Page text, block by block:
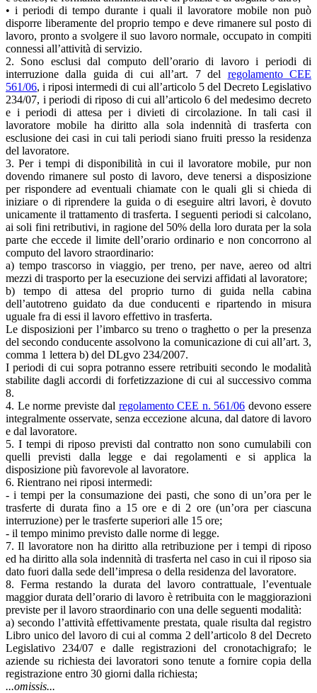
• i periodi di tempo durante i quali il lavoratore mobile non può
disporre liberamente del proprio tempo e deve rimanere sul posto di
lavoro, pronto a svolgere il suo lavoro normale, occupato in compiti
connessi all’attività di servizio.
2. Sono esclusi dal computo dell’orario di lavoro i periodi di
interruzione dalla guida di cui all’art. 7 del regolamento CEE
561/06, i riposi intermedi di cui all’articolo 5 del Decreto Legislativo
234/07, i periodi di riposo di cui all’articolo 6 del medesimo decreto
e i periodi di attesa per i divieti di circolazione. In tali casi il
lavoratore mobile ha diritto alla sola indennità di trasferta con
esclusione dei casi in cui tali periodi siano fruiti presso la residenza
del lavoratore.
3. Per i tempi di disponibilità in cui il lavoratore mobile, pur non
dovendo rimanere sul posto di lavoro, deve tenersi a disposizione
per rispondere ad eventuali chiamate con le quali gli si chieda di
iniziare o di riprendere la guida o di eseguire altri lavori, è dovuto
unicamente il trattamento di trasferta. I seguenti periodi si calcolano,
ai soli fini retributivi, in ragione del 50% della loro durata per la sola
parte che eccede il limite dell’orario ordinario e non concorrono al
computo del lavoro straordinario:
a) tempo trascorso in viaggio, per treno, per nave, aereo od altri
mezzi di trasporto per la esecuzione dei servizi affidati al lavoratore;
b) tempo di attesa del proprio turno di guida nella cabina
dell’autotreno guidato da due conducenti e ripartendo in misura
uguale fra di essi il lavoro effettivo in trasferta.
Le disposizioni per l’imbarco su treno o traghetto o per la presenza
del secondo conducente assolvono la comunicazione di cui all’art. 3,
comma 1 lettera b) del DLgvo 234/2007.
I periodi di cui sopra potranno essere retribuiti secondo le modalità
stabilite dagli accordi di forfetizzazione di cui al successivo comma
8.
4. Le norme previste dal regolamento CEE n. 561/06 devono essere
integralmente osservate, senza eccezione alcuna, dal datore di lavoro
e dal lavoratore.
5. I tempi di riposo previsti dal contratto non sono cumulabili con
quelli previsti dalla legge e dai regolamenti e si applica la
disposizione più favorevole al lavoratore.
6. Rientrano nei riposi intermedi:
- i tempi per la consumazione dei pasti, che sono di un’ora per le
trasferte di durata fino a 15 ore e di 2 ore (un’ora per ciascuna
interruzione) per le trasferte superiori alle 15 ore;
- il tempo minimo previsto dalle norme di legge.
7. Il lavoratore non ha diritto alla retribuzione per i tempi di riposo
ed ha diritto alla sola indennità di trasferta nel caso in cui il riposo sia
dato fuori dalla sede dell’impresa o della residenza del lavoratore.
8. Ferma restando la durata del lavoro contrattuale, l’eventuale
maggior durata dell’orario di lavoro è retribuita con le maggiorazioni
previste per il lavoro straordinario con una delle seguenti modalità:
a) secondo l’attività effettivamente prestata, quale risulta dal registro
Libro unico del lavoro di cui al comma 2 dell’articolo 8 del Decreto
Legislativo 234/07 e dalle registrazioni del cronotachigrafo; le
aziende su richiesta dei lavoratori sono tenute a fornire copia della
registrazione entro 30 giorni dalla richiesta;
...omissis...